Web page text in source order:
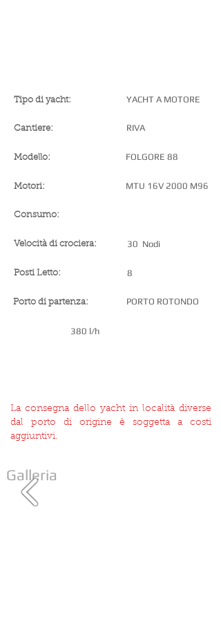
8
Posti Letto:
30 Nodi
Velocità di crociera:
PORTO ROTONDO
Porto di partenza:
Consumo:
MTU 16V 2000 M96
FOLGORE 88
RIVA
Motori:
Modello:
Cantiere:
YACHT A MOTORE
Tipo di yacht:
380 l/h
La consegna dello yacht in località diverse
dal porto di origine è soggetta a costi
aggiuntivi.
Galleria